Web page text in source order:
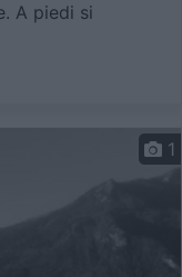
A piedi si
1